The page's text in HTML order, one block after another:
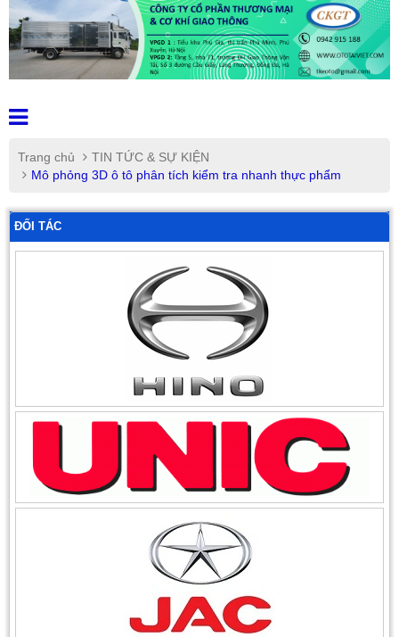
Trang chủ
TIN TỨC & SỰ KIỆN
Mô phỏng 3D ô tô phân tích kiểm tra nhanh thực phẩm
ĐỐI TÁC